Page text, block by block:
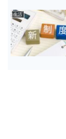
生活